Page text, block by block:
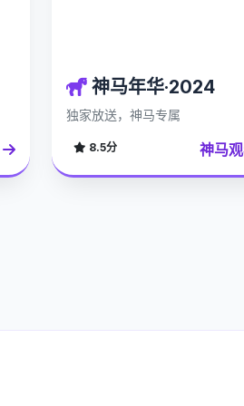
神马年华·2024
独家放送，神马专属
8.5分 神马